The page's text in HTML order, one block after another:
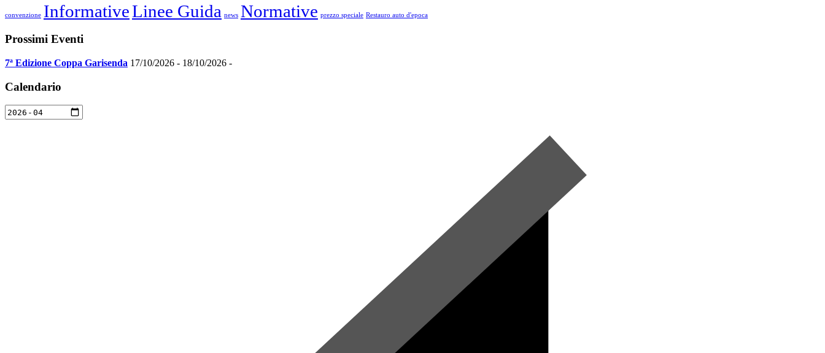
convenzione InformativeLinee Guida news Normative prezzo speciale Restauro auto d'epoca
Prossimi Eventi
7ª Edizione Coppa Garisenda 17/10/2026 - 18/10/2026 -
Calendario